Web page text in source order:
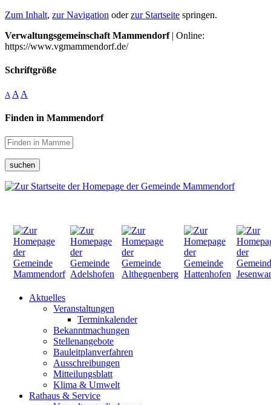
Zum Inhalt, zur Navigation oderzur Startseite springen.
Verwaltungsgemeinschaft Mammendorf| Online:
https://www.vgmammendorf.de/
Schriftgröße
A A A
Finden in Mammendorf
suchen
Aktuelles
Veranstaltungen
Terminkalender
Bekanntmachungen
Stellenangebote
Bauleitplanverfahren
Ausschreibungen
Mitteilungsblatt
Klima & Umwelt
Rathaus & Service